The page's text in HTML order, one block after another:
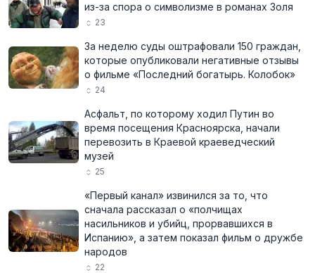
из-за спора о символизме в романах Золя
23
За неделю суды оштрафовали 150 граждан,
которые опубликовали негативные отзывы
о фильме «Последний богатырь. Колобок»
24
Асфальт, по которому ходил Путин во
время посещения Красноярска, начали
перевозить в Краевой краеведческий
музей
25
«Первый канал» извинился за то, что
сначала рассказал о «полчищах
насильников и убийц, прорвавшихся в
Испанию», а затем показал фильм о дружбе
народов
22